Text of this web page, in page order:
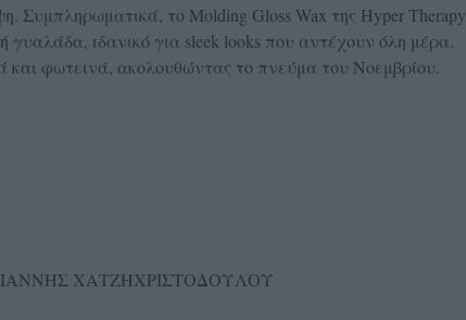
Συμπληρωματικά, το Molding Gloss Wax της Hyper Therapy
γυαλάδα, ιδανικό για sleek looks που αντέχουν όλη μέρα.
φωτεινά, ακολουθώντας το πνεύμα του Νοεμβρίου.
ΓΙΑΝΝΗΣ ΧΑΤΖΗΧΡΙΣΤΟΔΟΥΛΟΥ